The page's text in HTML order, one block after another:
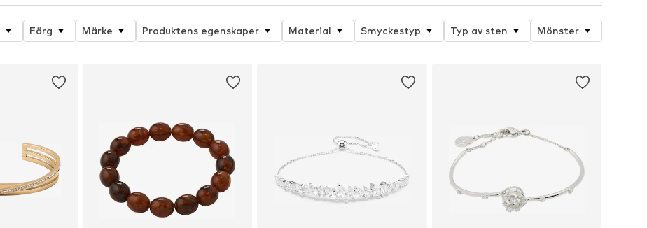
Färg Märke Produktens egenskaper Material Smyckestyp Typ av sten Mönster